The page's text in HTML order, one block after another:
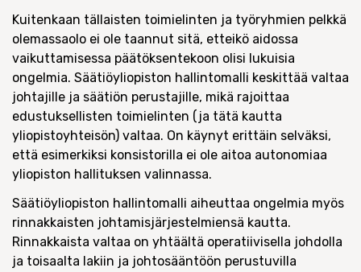
Kuitenkaan tällaisten toimielinten ja työryhmien pelkkä
olemassaolo ei ole taannut sitä, etteikö aidossa
vaikuttamisessa päätöksentekoon olisi lukuisia
ongelmia. Säätiöyliopiston hallintomalli keskittää valtaa
johtajille ja säätiön perustajille, mikä rajoittaa
edustuksellisten toimielinten (ja tätä kautta
yliopistoyhteisön) valtaa. On käynyt erittäin selväksi,
että esimerkiksi konsistorilla ei ole aitoa autonomiaa
yliopiston hallituksen valinnassa.
Säätiöyliopiston hallintomalli aiheuttaa ongelmia myös
rinnakkaisten johtamisjärjestelmiensä kautta.
Rinnakkaista valtaa on yhtäältä operatiivisella johdolla
ja toisaalta lakiin ja johtosääntöön perustuvilla